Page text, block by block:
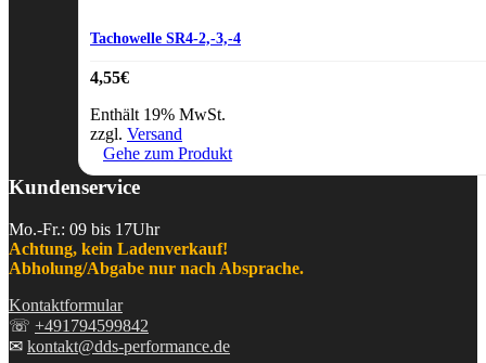
Tachowelle SR4-2,-3,-4
4,55€
Enthält 19% MwSt.
zzgl. Versand
Gehe zum Produkt
Kundenservice
Mo.-Fr.: 09 bis 17Uhr
Achtung, kein Ladenverkauf!
Abholung/Abgabe nur nach Absprache.
Kontaktformular
☏ +491794599842
✉ kontakt@dds-performance.de